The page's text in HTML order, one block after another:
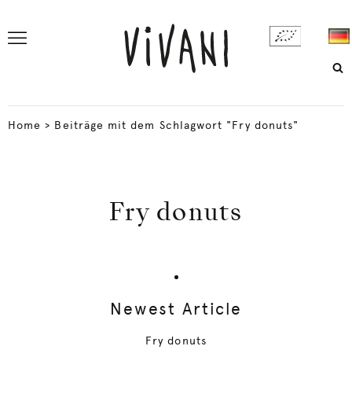
Home > Beiträge mit dem Schlagwort "Fry donuts"
Fry donuts
Newest Article
Fry donuts